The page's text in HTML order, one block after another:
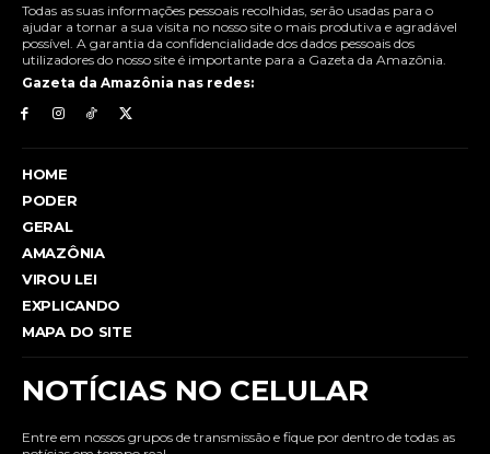
Todas as suas informações pessoais recolhidas, serão usadas para o
ajudar a tornar a sua visita no nosso site o mais produtiva e agradável
possível. A garantia da confidencialidade dos dados pessoais dos
utilizadores do nosso site é importante para a Gazeta da Amazônia.
Gazeta da Amazônia nas redes:
HOME
PODER
GERAL
AMAZÔNIA
VIROU LEI
EXPLICANDO
MAPA DO SITE
NOTÍCIAS NO CELULAR
Entre em nossos grupos de transmissão e fique por dentro de todas as